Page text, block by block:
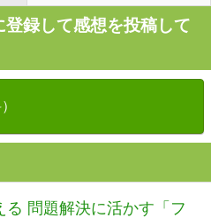
録して感想を投稿して
る 問題解決に活かす「フ